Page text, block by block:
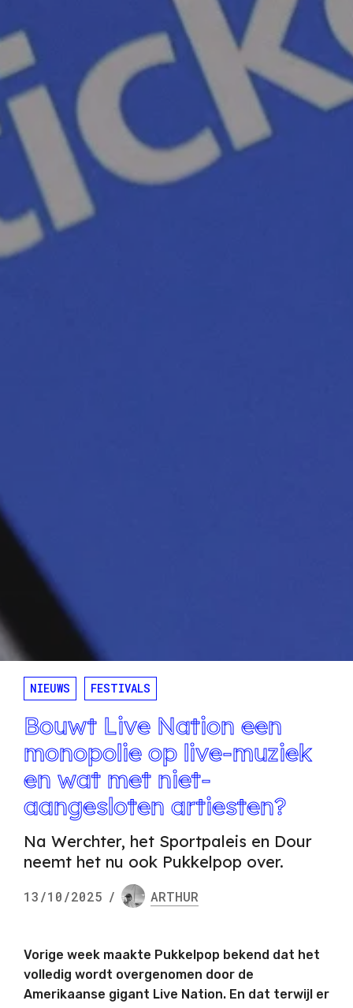
NIEUWS FESTIVALS
Bouwt Live Nation een
monopolie op live-muziek
en wat met niet-
aangesloten artiesten?
Na Werchter, het Sportpaleis en Dour
neemt het nu ook Pukkelpop over.
13/10/2025 / ARTHUR
Vorige week maakte Pukkelpop bekend dat het
volledig wordt overgenomen door de
Amerikaanse gigant Live Nation. En dat terwijl er